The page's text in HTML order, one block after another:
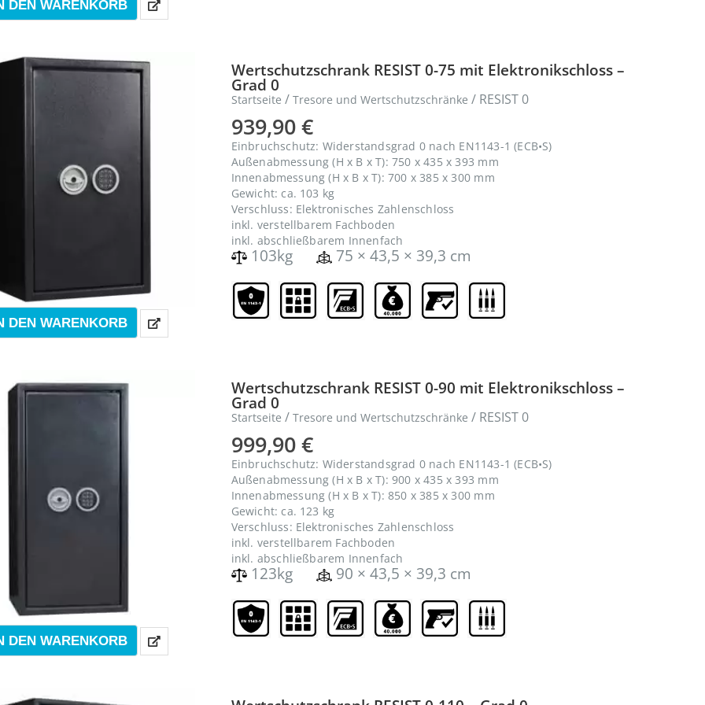
DEN WARENKORB
DEN WARENKORB
Wertschutzschrank RESIST 0-75 mit Elektronikschloss –
Grad 0
Startseite / Tresore und Wertschutzschränke / RESIST 0
939,90€
Einbruchschutz: Widerstandsgrad 0 nach EN1143-1 (ECB•S)
Außenabmessung (H x B x T): 750 x 435 x 393 mm
Innenabmessung (H x B x T): 700 x 385 x 300 mm
Gewicht: ca. 103 kg
Verschluss: Elektronisches Zahlenschloss
inkl. verstellbarem Fachboden
inkl. abschließbarem Innenfach
103kg 75 × 43,5 × 39,3 cm
DEN WARENKORB
Wertschutzschrank RESIST 0-90 mit Elektronikschloss –
Grad 0
Startseite / Tresore und Wertschutzschränke / RESIST 0
999,90€
Einbruchschutz: Widerstandsgrad 0 nach EN1143-1 (ECB•S)
Außenabmessung (H x B x T): 900 x 435 x 393 mm
Innenabmessung (H x B x T): 850 x 385 x 300 mm
Gewicht: ca. 123 kg
Verschluss: Elektronisches Zahlenschloss
inkl. verstellbarem Fachboden
inkl. abschließbarem Innenfach
123kg 90 × 43,5 × 39,3 cm